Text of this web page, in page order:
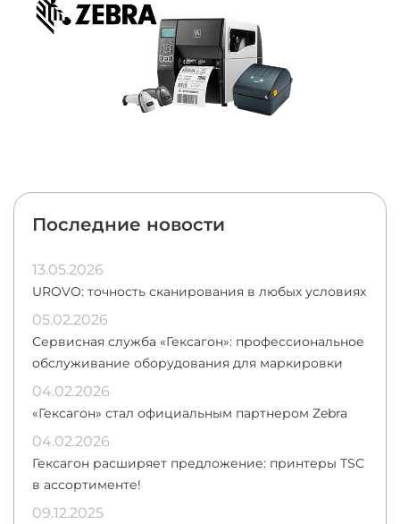
Последние новости
13.05.2026
UROVO: точность сканирования в любых условиях
05.02.2026
Сервисная служба «Гексагон»: профессиональное
обслуживание оборудования для маркировки
04.02.2026
«Гексагон» стал официальным партнером Zebra
04.02.2026
Гексагон расширяет предложение: принтеры TSC
в ассортименте!
09.12.2025